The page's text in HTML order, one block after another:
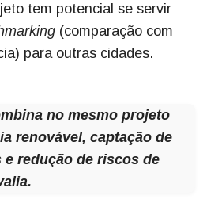
tem potencial se servir
(comparação com
para outras cidades.
no mesmo projeto
renovável, captação de
redução de riscos de